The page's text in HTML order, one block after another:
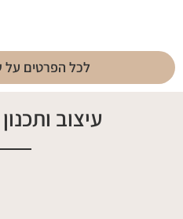
לכל הפרטים על
עיצוב